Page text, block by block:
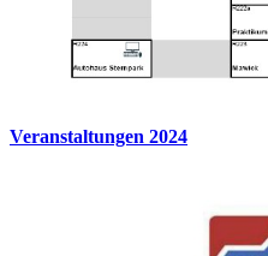
Veranstaltungen 2024